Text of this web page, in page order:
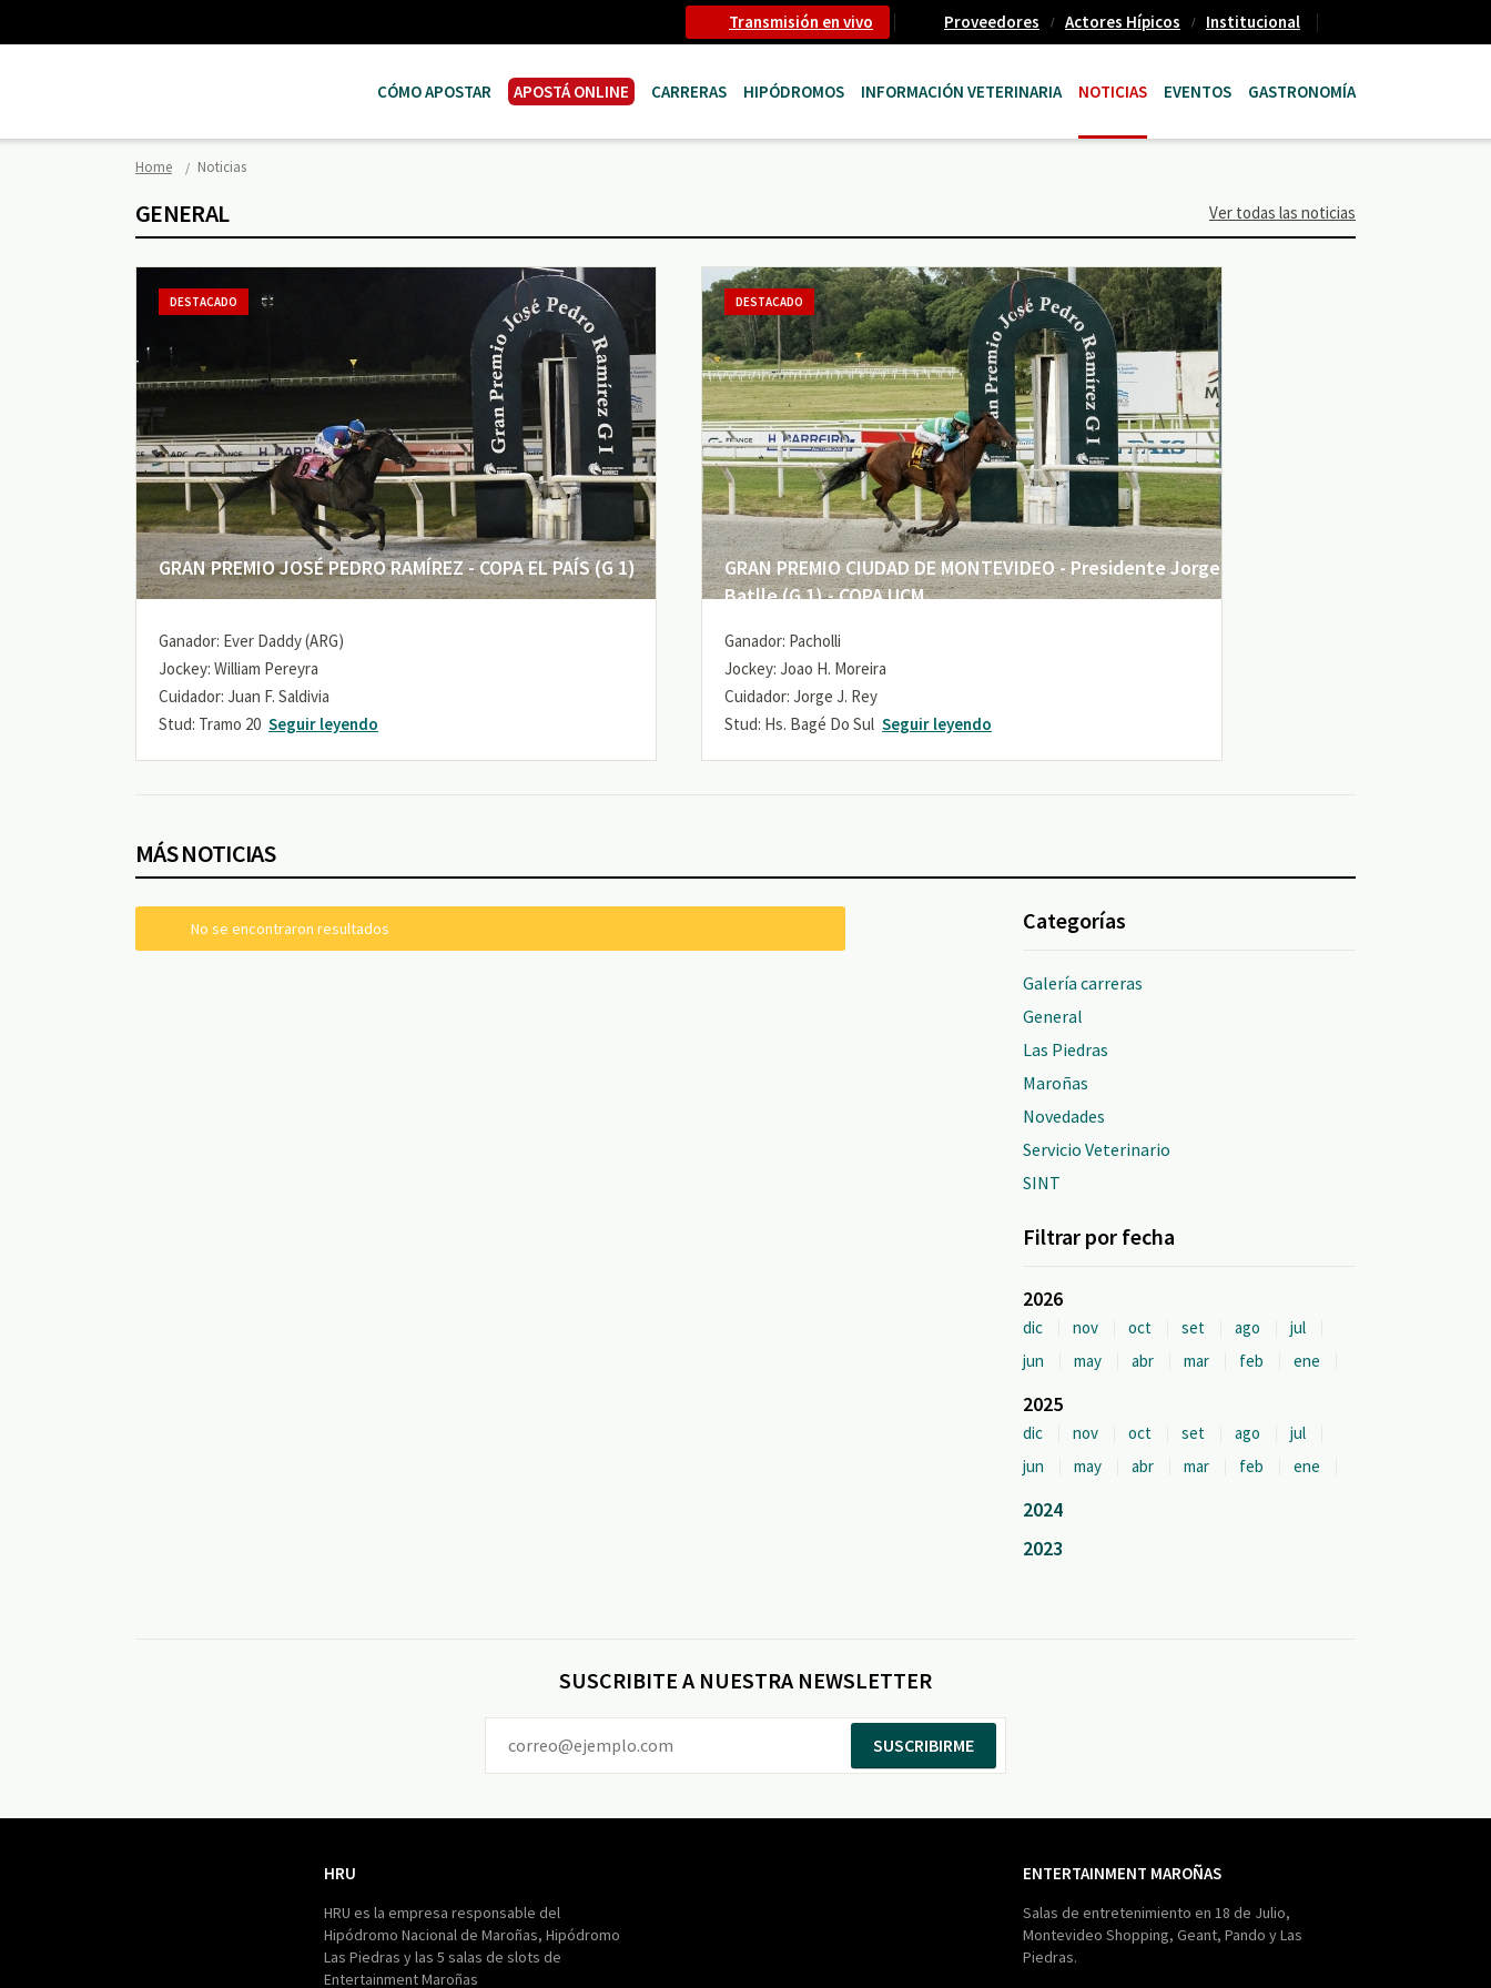
Transmisión en vivo Proveedores Actores Hípicos Institucional
CÓMO APOSTAR APOSTÁ ONLINE CARRERAS HIPÓDROMOS INFORMACIÓN VETERINARIA NOTICIAS EVENTOS GASTRONOMÍA
Home Noticias
GENERAL Ver todas las noticias
GRAN PREMIO JOSÉ PEDRO RAMÍREZ - COPA EL PAÍS (G 1)
DESTACADO
Ganador: Ever Daddy (ARG)
Jockey: William Pereyra
Cuidador: Juan F. Saldivia
Stud: Tramo 20 Seguir leyendo
GRAN PREMIO CIUDAD DE MONTEVIDEO - Presidente Jorge
Batlle (G 1) - COPA UCM
DESTACADO
Ganador: Pacholli
Jockey: Joao H. Moreira
Cuidador: Jorge J. Rey
Stud: Hs. Bagé Do Sul Seguir leyendo
MÁS NOTICIAS
No se encontraron resultados Categorías
Galería carreras
General
Las Piedras
Maroñas
Novedades
Servicio Veterinario
SINT
Filtrar por fecha
2026
dic nov oct set ago
jul
jun
may abr mar feb ene
2025
dic nov oct set ago
jul
jun
may abr mar feb ene
2024
2023
SUSCRIBITE A NUESTRA NEWSLETTER
SUSCRIBIRME
HRU
HRU es la empresa responsable del
Hipódromo Nacional de Maroñas, Hipódromo
Las Piedras y las 5 salas de slots de
Entertainment Maroñas
ENTERTAINMENT MAROÑAS
Salas de entretenimiento en 18 de Julio,
Montevideo Shopping, Geant, Pando y Las
Piedras.